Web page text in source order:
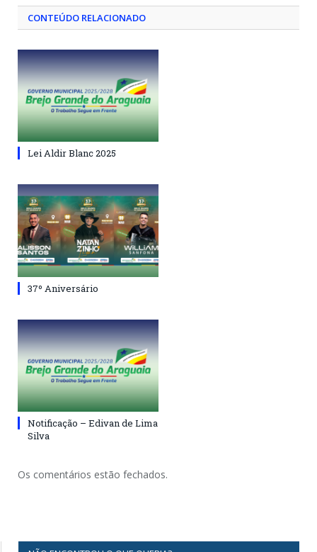
CONTEÚDO RELACIONADO
Lei Aldir Blanc 2025
37º Aniversário
Notificação – Edivan de Lima
Silva
Os comentários estão fechados.